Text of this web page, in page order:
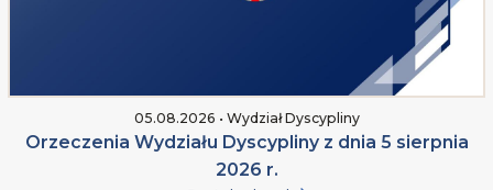
05.08.2026 • Wydział Dyscypliny
Orzeczenia Wydziału Dyscypliny z dnia 5 sierpnia
2026 r.